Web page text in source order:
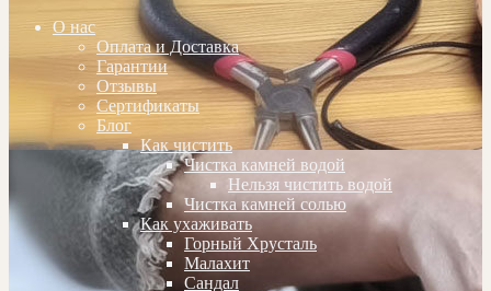
О нас
Оплата и Доставка
Гарантии
Отзывы
Сертификаты
Блог
Как чистить
Чистка камней водой
Нельзя чистить водой
Чистка камней солью
Как ухаживать
Горный Хрусталь
Малахит
Сандал